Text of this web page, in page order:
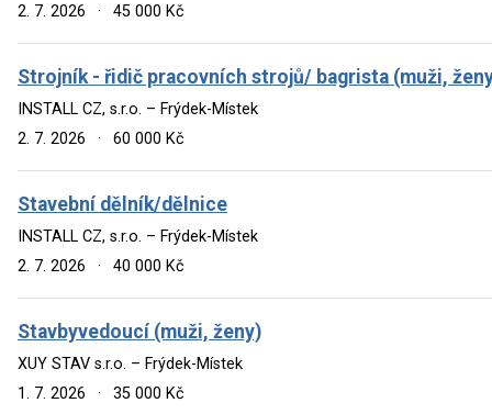
2. 7. 2026
· 45 000 Kč
Strojník - řidič pracovních strojů/ bagrista (muži,
INSTALL CZ, s.r.o. – Frýdek-Místek
2. 7. 2026
· 60 000 Kč
Stavební dělník/dělnice
INSTALL CZ, s.r.o. – Frýdek-Místek
2. 7. 2026
· 40 000 Kč
Stavbyvedoucí (muži, ženy)
XUY STAV s.r.o. – Frýdek-Místek
1. 7. 2026
· 35 000 Kč